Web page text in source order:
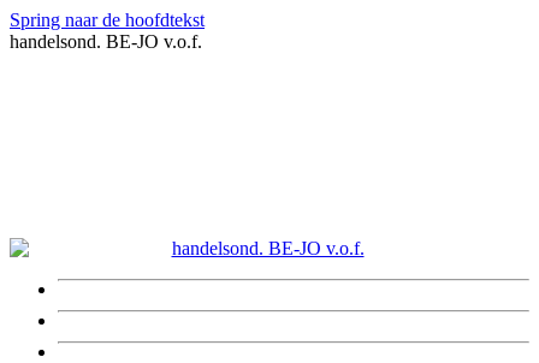
Spring naar de hoofdtekst
handelsond. BE-JO v.o.f.